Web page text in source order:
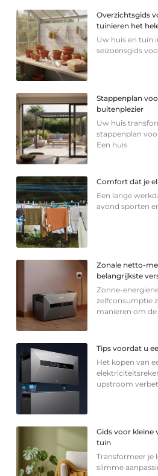
Overzichtsgids
tuinieren het
Uw huis en tuin
seizoensgids
Stappenplan
buitenplezier
Uw huis
stappenplan
Een huis
Comfort dat je
Een lange
avond sporten
Zonale netto-
belangrijkste
Zonne-
zelfconsumptie
manieren om
Tips voordat u
Het kopen van
upstroom
Gids voor kleine
tuin
Transformeer je
slimme